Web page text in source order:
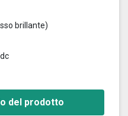
brillante)
del prodotto